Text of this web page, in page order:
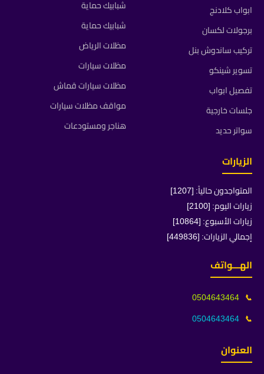
ابواب كلادنج
برجولات لكسان
تركيب ساندوش بنل
تسوير شينكو
تفصيل ابواب
جلسات خارجية
سواتر حديد
شبابيك حماية
شبابيك حماية
مظلات الرياض
مظلات سيارات
مظلات سيارات قماش
مواقف مظلات سيارات
هناجر ومستودعات
الزيارات
المتواجدون حالياً: [1207]
زيارات اليوم: [2100]
زيارات الأسبوع: [10864]
إجمالي الزيارات: [449836]
الهـــواتف
📞
0504643464
📞
0504643464
العنوان